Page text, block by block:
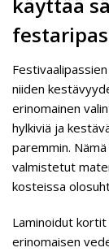
niiden
erinomainen
hylkiviä ja
paremmin.
valmistetut
kosteissa
Laminoidut
erinomaisen